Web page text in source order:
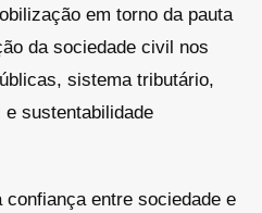
em torno da pauta
da sociedade civil nos
sistema tributário,
sustentabilidade
confiança entre sociedade e